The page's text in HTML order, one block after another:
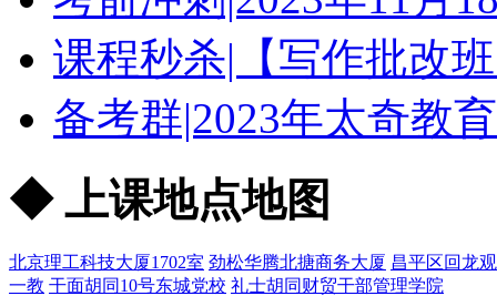
课程秒杀|【写作批改
备考群|2023年太奇教
◆ 上课地点地图
北京理工科技大厦1702室 劲松华腾北搪商务大厦 昌平区回龙
一教 干面胡同10号东城党校 礼士胡同财贸干部管理学院